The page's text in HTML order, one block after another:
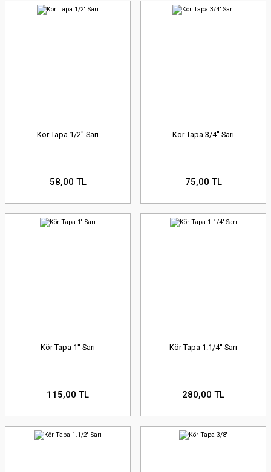
Kör Tapa 1/2'' Sarı
58,00 TL
Kör Tapa 3/4'' Sarı
75,00 TL
Kör Tapa 1'' Sarı
115,00 TL
Kör Tapa 1.1/4'' Sarı
280,00 TL